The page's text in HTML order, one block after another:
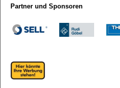
Partner und Sponsoren